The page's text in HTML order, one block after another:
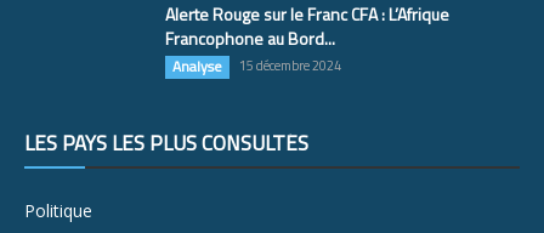
Alerte Rouge sur le Franc CFA : L’Afrique
Francophone au Bord...
Analyse 15 décembre 2024
LES PAYS LES PLUS CONSULTÉS
Politique